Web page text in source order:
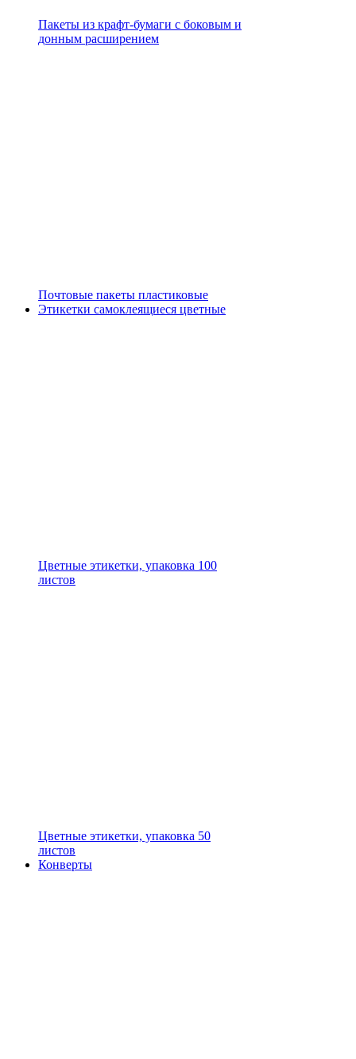
Пакеты из крафт-бумаги с боковым и
донным расширением
Почтовые пакеты пластиковые
Этикетки самоклеящиеся цветные
Цветные этикетки, упаковка 100
листов
Цветные этикетки, упаковка 50
листов
Конверты